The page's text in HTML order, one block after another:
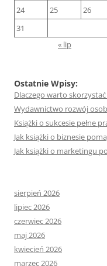
24
25 26
31
« lip
Ostatnie Wpisy:
Dlaczego warto
Wydawnictwo rozwój
Książki o sukcesie pełne
Jak książki o biznesie
Jak książki o marketingu
sierpień 2026
lipiec 2026
czerwiec 2026
maj 2026
kwiecień 2026
marzec 2026